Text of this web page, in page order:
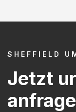
SHEFFIELD
Jetzt